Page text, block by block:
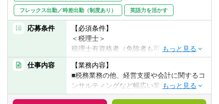
サービス紹介
業界情報
フレックス出勤／時差出勤（制度あり） 英語力を活かす
応募条件
【必須条件】
＜税理士＞
税理士有資格者（免除者も可）
※税理士・会計事務所などでの実務経験者
歓迎
＜税務スタッフ＞
税理士・会計事務所などでの実務経験者（3
仕事内容
【業務内容】
■税務業務の他、経営支援や会計に関するコ
ンサルティングなど幅広い業務をお任せし
ます。